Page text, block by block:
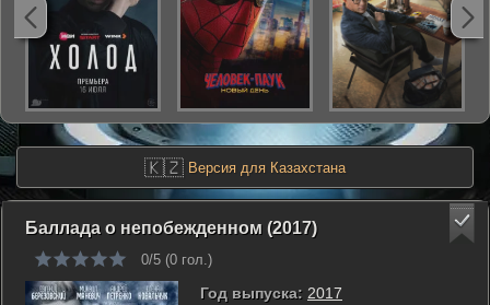
🇰🇿 Версия для Казахстана
Баллада о непобежденном (2017)
0/5 (0 гол.)
Год выпуска: 2017